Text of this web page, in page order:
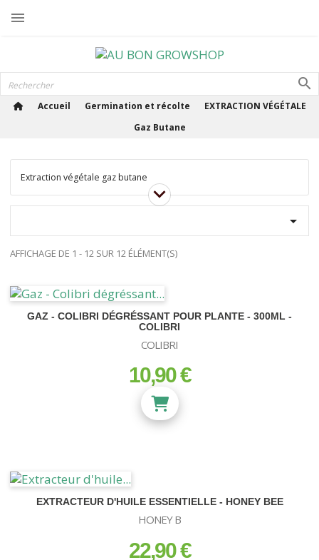

Accueil Germination et récolte
EXTRACTION VÉGÉTALE
Gaz Butane
Extraction végétale gaz butane

AFFICHAGE DE 1 - 12 SUR 12 ÉLÉMENT(S)
GAZ - COLIBRI DÉGRÉSSANT POUR PLANTE - 300ML -
COLIBRI
COLIBRI
prix
10,90 €
EXTRACTEUR D'HUILE ESSENTIELLE - HONEY BEE
HONEY B
prix
22,90 €